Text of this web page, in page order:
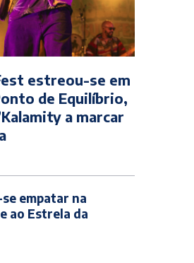
estreou-se em
de Equilíbrio,
a marcar
empatar na
ao Estrela da